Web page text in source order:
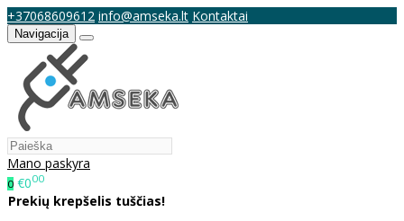
+37068609612 info@amseka.lt Kontaktai
Navigacija
Mano paskyra
0 €000
Prekių krepšelis tuščias!